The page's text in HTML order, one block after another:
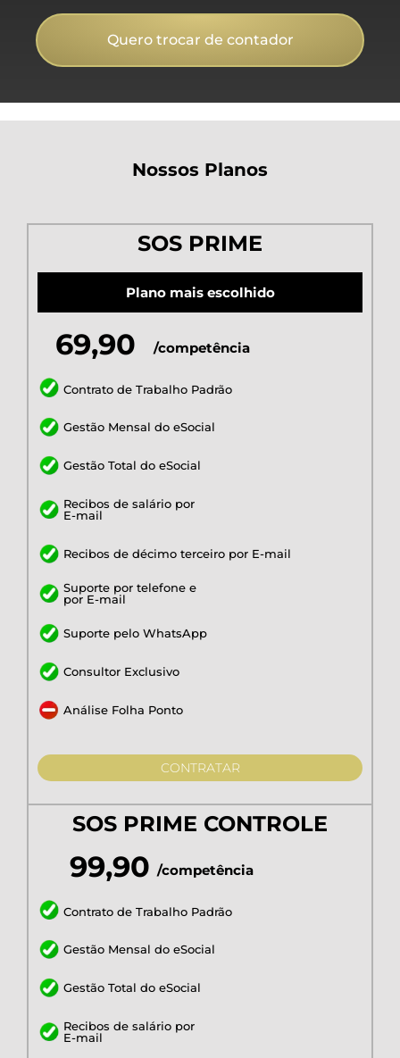
Quero trocar de contador
Nossos Planos
SOS PRIME
Plano mais escolhido
69,90 /competência
Contrato de Trabalho Padrão
Gestão Mensal do eSocial
Gestão Total do eSocial
Recibos de salário por
E-mail
Recibos de décimo terceiro por E-mail
Suporte por telefone e
por E-mail
Suporte pelo WhatsApp
Consultor Exclusivo
Análise Folha Ponto
CONTRATAR
SOS PRIME CONTROLE
99,90 /competência
Contrato de Trabalho Padrão
Gestão Mensal do eSocial
Gestão Total do eSocial
Recibos de salário por
E-mail